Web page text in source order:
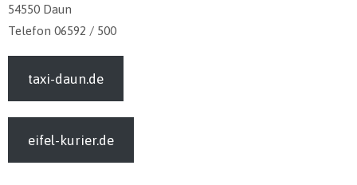
54550 Daun
Telefon 06592 / 500
taxi-daun.de
eifel-kurier.de